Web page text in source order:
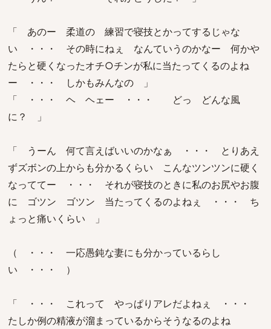
「 あのー 柔道の 練習で寝技とかってするじゃな
い ・・・ その時にねぇ なんていうのかなー 何かや
たらと硬くなったオチ○チンが私に当たってくるのよね
ー ・・・ しかもみんなの 」
「 ・・・ ヘ ヘェー ・・・ どっ どんな風
に？ 」
「 うーん 何て言えばいいのかなぁ ・・・ とりあえ
ずズボンの上からも分かるくらい こんなツンツンに硬く
なっててー ・・・ それが寝技のときに私のお尻やお腹
に ゴツン ゴツン 当たってくるのよねぇ ・・・ ち
ょっと痛いくらい 」
（ ・・・ 一応愚鈍な妻にも分かっているらし
い ・・・ ）
「 ・・・ これって やっぱりアレだよねぇ ・・・
たしか例の精液が溜まっているからそうなるのよね